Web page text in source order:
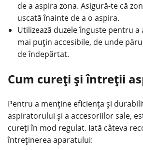
de a aspira zona. Asigură-te că
uscată înainte de a o aspira.
Utilizează duzele înguste pentru
mai puțin accesibile, de unde
de îndepărtat.
Cum cureți și întreții
Pentru a menține eficiența și
aspiratorului și a accesoriilor sale,
cureți în mod regulat. Iată câteva
întreținerea aparatului: